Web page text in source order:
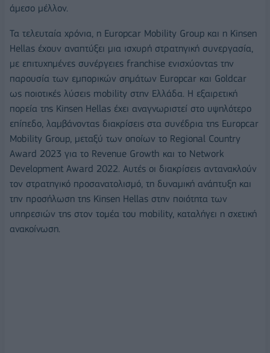
άμεσο μέλλον.
Τα τελευταία χρόνια, η Europcar Mobility Group και η Kinsen
Hellas έχουν αναπτύξει μια ισχυρή στρατηγική συνεργασία,
με επιτυχημένες συνέργειες franchise ενισχύοντας την
παρουσία των εμπορικών σημάτων Europcar και Goldcar
ως ποιοτικές λύσεις mobility στην Ελλάδα. Η εξαιρετική
πορεία της Kinsen Hellas έχει αναγνωριστεί στο υψηλότερο
επίπεδο, λαμβάνοντας διακρίσεις στα συνέδρια της Europcar
Mobility Group, μεταξύ των οποίων το Regional Country
Award 2023 για το Revenue Growth και το Network
Development Award 2022. Αυτές οι διακρίσεις αντανακλούν
τον στρατηγικό προσανατολισμό, τη δυναμική ανάπτυξη και
την προσήλωση της Kinsen Hellas στην ποιότητα των
υπηρεσιών της στον τομέα του mobility, καταλήγει η σχετική
ανακοίνωση.